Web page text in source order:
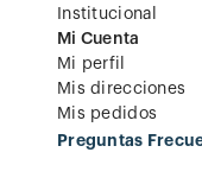
Institucional
Mi Cuenta
Mi perfil
Mis direcciones
Mis pedidos
Preguntas